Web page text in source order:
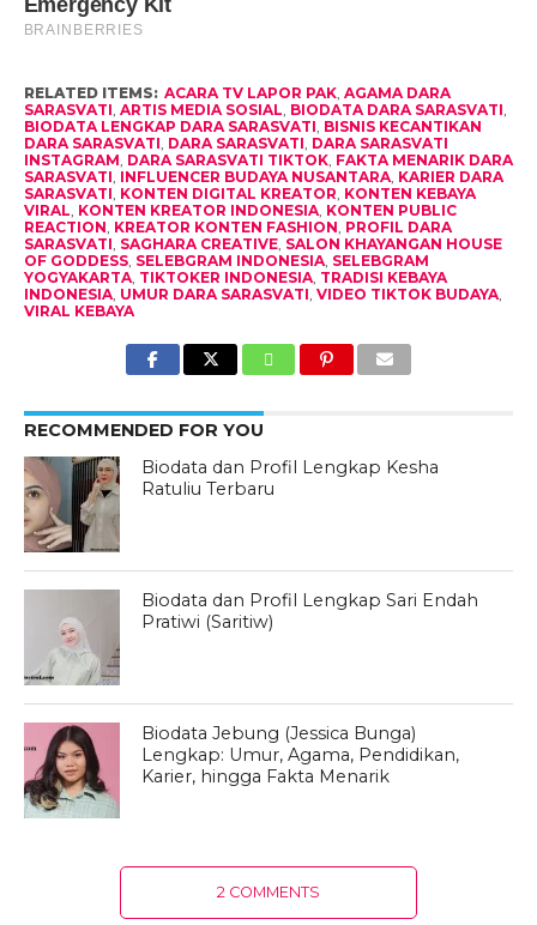
RELATED ITEMS: ACARA TV LAPOR PAK, AGAMA DARA
SARASVATI, ARTIS MEDIA SOSIAL, BIODATA DARA SARASVATI,
BIODATA LENGKAP DARA SARASVATI, BISNIS KECANTIKAN
DARA SARASVATI, DARA SARASVATI, DARA SARASVATI
INSTAGRAM, DARA SARASVATI TIKTOK, FAKTA MENARIK DARA
SARASVATI, INFLUENCER BUDAYA NUSANTARA, KARIER DARA
SARASVATI, KONTEN DIGITAL KREATOR, KONTEN KEBAYA
VIRAL, KONTEN KREATOR INDONESIA, KONTEN PUBLIC
REACTION, KREATOR KONTEN FASHION, PROFIL DARA
SARASVATI, SAGHARA CREATIVE, SALON KHAYANGAN HOUSE
OF GODDESS, SELEBGRAM INDONESIA, SELEBGRAM
YOGYAKARTA, TIKTOKER INDONESIA, TRADISI KEBAYA
INDONESIA, UMUR DARA SARASVATI, VIDEO TIKTOK BUDAYA,
VIRAL KEBAYA
RECOMMENDED FOR YOU
Biodata dan Profil Lengkap Kesha
Ratuliu Terbaru
Biodata dan Profil Lengkap Sari Endah
Pratiwi (Saritiw)
Biodata Jebung (Jessica Bunga)
Lengkap: Umur, Agama, Pendidikan,
Karier, hingga Fakta Menarik
2 COMMENTS